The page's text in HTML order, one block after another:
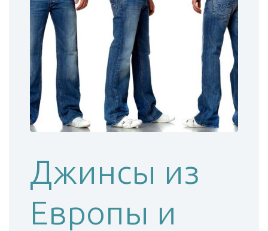
Джинсы из
Европы и